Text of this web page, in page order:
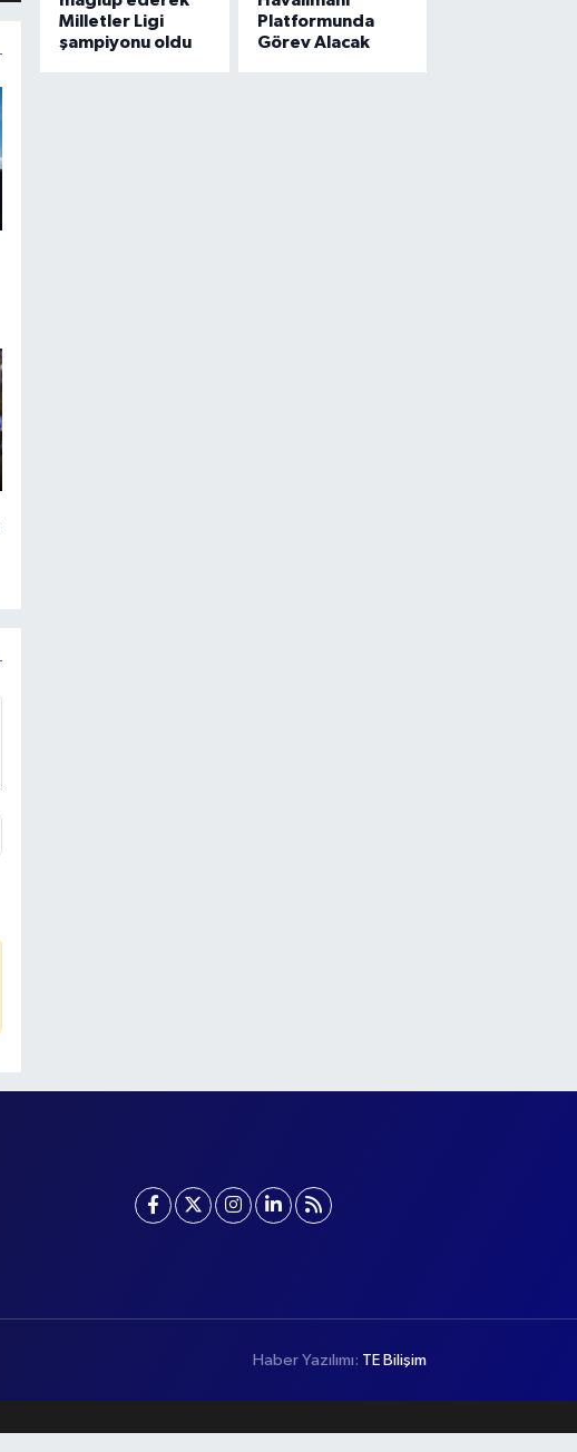
Milletler Ligi
şampiyonu oldu
Platformunda
Görev Alacak
Haber Yazılımı: TE Bilişim